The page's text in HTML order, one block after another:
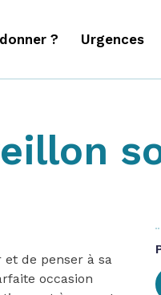
? Urgences
de penser à sa
occasion